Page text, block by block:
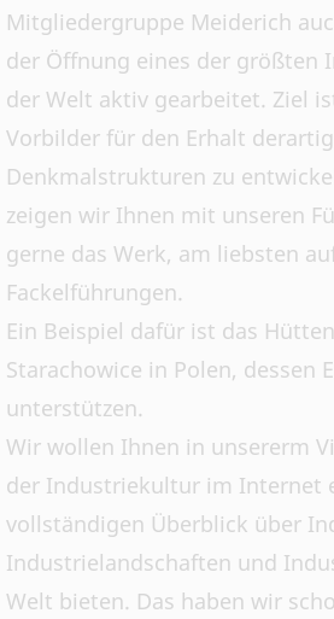
Mitgliedergruppe Meiderich
der Öffnung eines der größten
der Welt aktiv gearbeitet. Ziel
Vorbilder für den Erhalt
Denkmalstrukturen zu
zeigen wir Ihnen mit unseren
gerne das Werk, am liebsten
Fackelführungen.
Ein Beispiel dafür ist das
Starachowice in Polen, dessen
unterstützen.
Wir wollen Ihnen in unsererm
der Industriekultur im Internet
vollständigen Überblick über
Industrielandschaften und
Welt bieten. Das haben wir